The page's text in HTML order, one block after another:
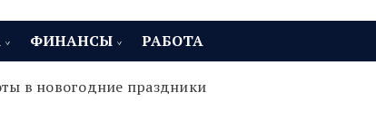
ФИНАНСЫ РАБОТА
в новогодние праздники